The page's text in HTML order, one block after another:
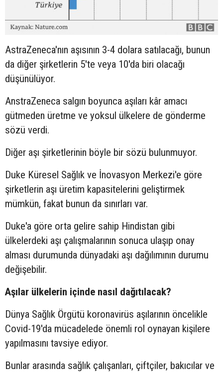
AstraZeneca'nın aşısının 3-4 dolara satılacağı, bunun
da diğer şirketlerin 5'te veya 10'da biri olacağı
düşünülüyor.
AnstraZeneca salgın boyunca aşıları kâr amacı
gütmeden üretme ve yoksul ülkelere de gönderme
sözü verdi.
Diğer aşı şirketlerinin böyle bir sözü bulunmuyor.
Duke Küresel Sağlık ve İnovasyon Merkezi'e göre
şirketlerin aşı üretim kapasitelerini geliştirmek
mümkün, fakat bunun da sınırları var.
Duke'a göre orta gelire sahip Hindistan gibi
ülkelerdeki aşı çalışmalarının sonuca ulaşıp onay
alması durumunda dünyadaki aşı dağılımının durumu
değişebilir.
Aşılar ülkelerin içinde nasıl dağıtılacak?
Dünya Sağlık Örgütü koronavirüs aşılarının öncelikle
Covid-19'da mücadelede önemli rol oynayan kişilere
yapılmasını tavsiye ediyor.
Bunlar arasında sağlık çalışanları, çiftçiler, bakıcılar ve